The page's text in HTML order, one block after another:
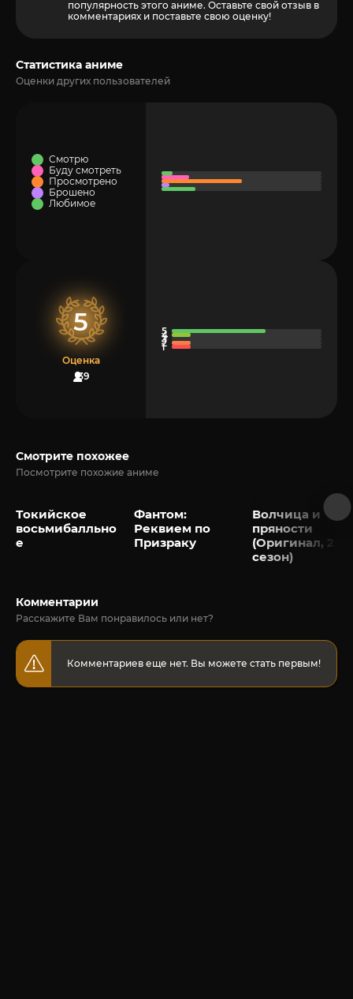
популярность этого аниме. Оставьте свой отзыв в
комментариях и поставьте свою оценку!
Статистика аниме
Оценки других пользователей
Смотрю
Буду смотреть
Просмотрено
Брошено
Любимое
5
Оценка
39
Смотрите похожее
Посмотрите похожие аниме
Токийское
восьмибалльно
е
Фантом:
Реквием по
Призраку
Волчица и
пряности
(Оригинал, 2
сезон)
Комментарии
Расскажите Вам понравилось или нет?
Комментариев еще нет. Вы можете стать первым!